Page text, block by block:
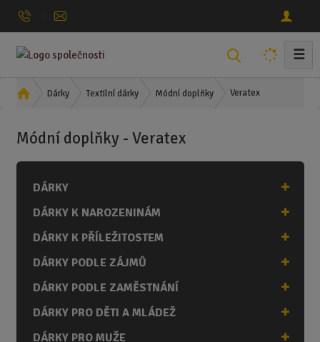
h
a
☰
Ú
d
s
a
a
Dárky Textilní dárky Módní doplňky Veratex
Módní doplňky - Veratex
DÁRKY
DÁRKY K NAROZENINÁM
DÁRKY K PŘÍLEŽITOSTEM
DÁRKY PODLE ZÁJMŮ
DÁRKY PODLE ZAMĚSTNÁNÍ
DÁRKY PRO DĚTI A MLÁDEŽ
DÁRKY PRO MUŽE